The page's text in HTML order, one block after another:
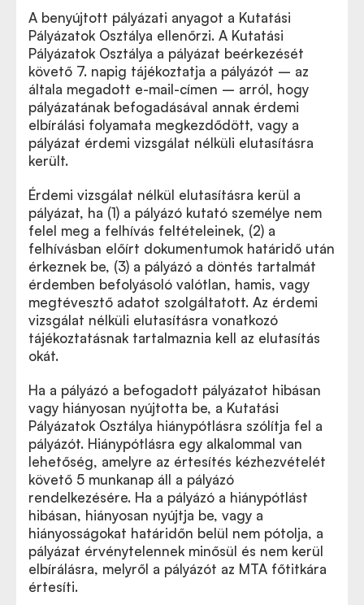
A benyújtott pályázati anyagot a Kutatási
Pályázatok Osztálya ellenőrzi. A Kutatási
Pályázatok Osztálya a pályázat beérkezését
követő 7. napig tájékoztatja a pályázót – az
általa megadott e-mail-címen – arról, hogy
pályázatának befogadásával annak érdemi
elbírálási folyamata megkezdődött, vagy a
pályázat érdemi vizsgálat nélküli elutasításra
került.
Érdemi vizsgálat nélkül elutasításra kerül a
pályázat, ha (1) a pályázó kutató személye nem
felel meg a felhívás feltételeinek, (2) a
felhívásban előírt dokumentumok határidő után
érkeznek be, (3) a pályázó a döntés tartalmát
érdemben befolyásoló valótlan, hamis, vagy
megtévesztő adatot szolgáltatott. Az érdemi
vizsgálat nélküli elutasításra vonatkozó
tájékoztatásnak tartalmaznia kell az elutasítás
okát.
Ha a pályázó a befogadott pályázatot hibásan
vagy hiányosan nyújtotta be, a Kutatási
Pályázatok Osztálya hiánypótlásra szólítja fel a
pályázót. Hiánypótlásra egy alkalommal van
lehetőség, amelyre az értesítés kézhezvételét
követő 5 munkanap áll a pályázó
rendelkezésére. Ha a pályázó a hiánypótlást
hibásan, hiányosan nyújtja be, vagy a
hiányosságokat határidőn belül nem pótolja, a
pályázat érvénytelennek minősül és nem kerül
elbírálásra, melyről a pályázót az MTA főtitkára
értesíti.